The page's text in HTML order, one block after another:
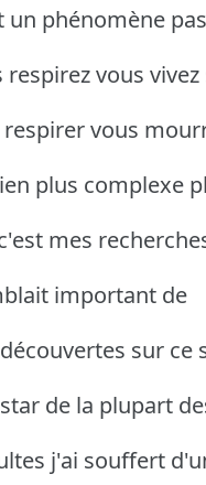
un phénomène
vous vivez
respirer vous
plus complexe
mes
important de
sur ce
de la plupart
j'ai souffert